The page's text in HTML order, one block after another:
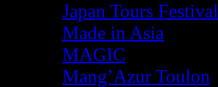
Japan Tours Festival
Made in Asia
MAGIC
Mang’Azur Toulon